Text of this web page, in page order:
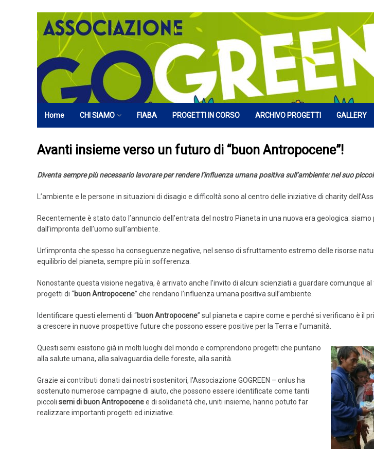
Home CHI SIAMO FIABA PROGETTI IN CORSO ARCHIVO PROGETTI GALLERY
Avanti insieme verso un futuro di “buon Antropocene”!
Diventa sempre più necessario lavorare per rendere l’influenza umana positiva sull’ambiente: nel suo
L’ambiente e le persone in situazioni di disagio e difficoltà sono al centro delle iniziative di charity
Recentemente è stato dato l’annuncio dell’entrata del nostro Pianeta in una nuova era geologica: siamo
dall’impronta dell’uomo sull’ambiente.
Un’impronta che spesso ha conseguenze negative, nel senso di sfruttamento estremo delle risorse
equilibrio del pianeta, sempre più in sofferenza.
Nonostante questa visione negativa, è arrivato anche l’invito di alcuni scienziati a guardare comunque
progetti di “buon Antropocene” che rendano l’influenza umana positiva sull’ambiente.
Identificare questi elementi di “buon Antropocene” sul pianeta e capire come e perché si verificano è il
a crescere in nuove prospettive future che possono essere positive per la Terra e l’umanità.
Questi semi esistono già in molti luoghi del mondo e comprendono progetti che puntano
alla salute umana, alla salvaguardia delle foreste, alla sanità.
Grazie ai contributi donati dai nostri sostenitori, l’Associazione GOGREEN – onlus ha
sostenuto numerose campagne di aiuto, che possono essere identificate come tanti
piccoli semi di buon Antropocenee di solidarietà che, uniti insieme, hanno potuto far
realizzare importanti progetti ed iniziative.